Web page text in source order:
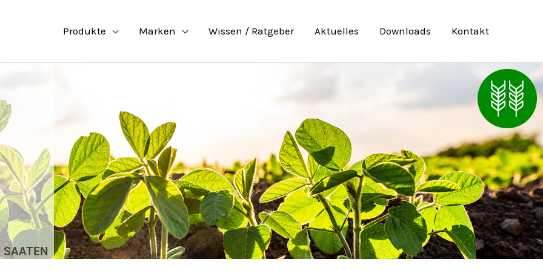
Produkte Marken Wissen / Ratgeber Aktuelles Downloads Kontakt
SAATEN